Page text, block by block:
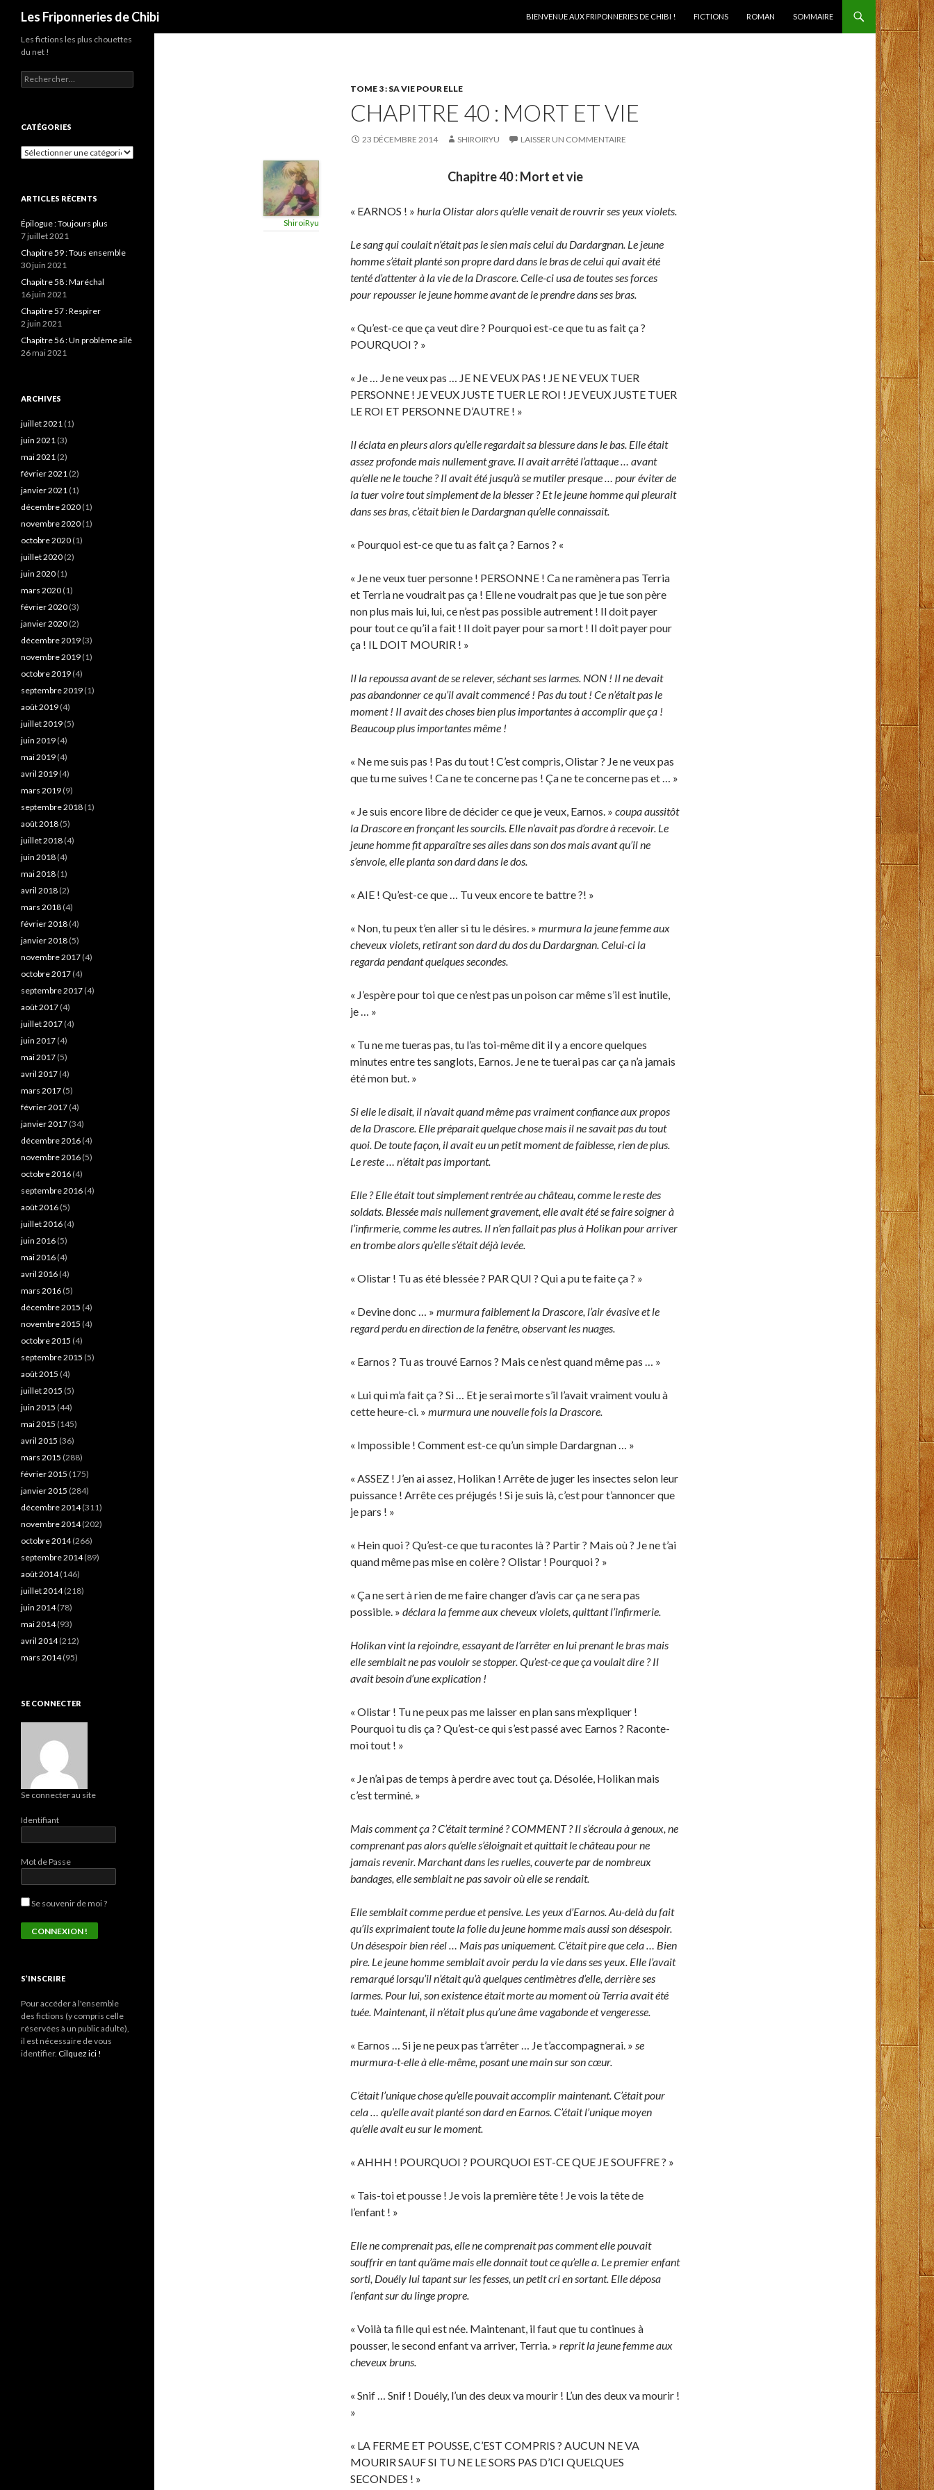
Les Friponneries de Chibi
BIENVENUE AUX FRIPONNERIES DE CHIBI !
FICTIONS ROMAN SOMMAIRE
TOME 3 : SA VIE POUR ELLE
CHAPITRE 40 : MORT ET VIE
23 DÉCEMBRE 2014 SHIROIRYU LAISSER UN COMMENTAIRE
ShiroiRyu
Chapitre 40 : Mort et vie
« EARNOS ! » hurla Olistar alors qu’elle venait de rouvrir ses yeux violets.
Le sang qui coulait n’était pas le sien mais celui du Dardargnan. Le jeune
homme s’était planté son propre dard dans le bras de celui qui avait été
tenté d’attenter à la vie de la Drascore. Celle-ci usa de toutes ses forces
pour repousser le jeune homme avant de le prendre dans ses bras.
« Qu’est-ce que ça veut dire ? Pourquoi est-ce que tu as fait ça ?
POURQUOI ? »
« Je … Je ne veux pas … JE NE VEUX PAS ! JE NE VEUX TUER
PERSONNE ! JE VEUX JUSTE TUER LE ROI ! JE VEUX JUSTE TUER
LE ROI ET PERSONNE D’AUTRE ! »
Il éclata en pleurs alors qu’elle regardait sa blessure dans le bas. Elle était
assez profonde mais nullement grave. Il avait arrêté l’attaque … avant
qu’elle ne le touche ? Il avait été jusqu’à se mutiler presque … pour éviter de
la tuer voire tout simplement de la blesser ? Et le jeune homme qui pleurait
dans ses bras, c’était bien le Dardargnan qu’elle connaissait.
« Pourquoi est-ce que tu as fait ça ? Earnos ? «
« Je ne veux tuer personne ! PERSONNE ! Ca ne ramènera pas Terria
et Terria ne voudrait pas ça ! Elle ne voudrait pas que je tue son père
non plus mais lui, lui, ce n’est pas possible autrement ! Il doit payer
pour tout ce qu’il a fait ! Il doit payer pour sa mort ! Il doit payer pour
ça ! IL DOIT MOURIR ! »
Il la repoussa avant de se relever, séchant ses larmes. NON ! Il ne devait
pas abandonner ce qu’il avait commencé ! Pas du tout ! Ce n’était pas le
moment ! Il avait des choses bien plus importantes à accomplir que ça !
Beaucoup plus importantes même !
« Ne me suis pas ! Pas du tout ! C’est compris, Olistar ? Je ne veux pas
que tu me suives ! Ca ne te concerne pas ! Ça ne te concerne pas et … »
« Je suis encore libre de décider ce que je veux, Earnos. » coupa aussitôt
la Drascore en fronçant les sourcils. Elle n’avait pas d’ordre à recevoir. Le
jeune homme fit apparaître ses ailes dans son dos mais avant qu’il ne
s’envole, elle planta son dard dans le dos.
« AIE ! Qu’est-ce que … Tu veux encore te battre ?! »
« Non, tu peux t’en aller si tu le désires. » murmura la jeune femme aux
cheveux violets, retirant son dard du dos du Dardargnan. Celui-ci la
regarda pendant quelques secondes.
« J’espère pour toi que ce n’est pas un poison car même s’il est inutile,
je … »
« Tu ne me tueras pas, tu l’as toi-même dit il y a encore quelques
minutes entre tes sanglots, Earnos. Je ne te tuerai pas car ça n’a jamais
été mon but. »
Si elle le disait, il n’avait quand même pas vraiment confiance aux propos
de la Drascore. Elle préparait quelque chose mais il ne savait pas du tout
quoi. De toute façon, il avait eu un petit moment de faiblesse, rien de plus.
Le reste … n’était pas important.
Elle ? Elle était tout simplement rentrée au château, comme le reste des
soldats. Blessée mais nullement gravement, elle avait été se faire soigner à
l’infirmerie, comme les autres. Il n’en fallait pas plus à Holikan pour arriver
en trombe alors qu’elle s’était déjà levée.
« Olistar ! Tu as été blessée ? PAR QUI ? Qui a pu te faite ça ? »
« Devine donc … » murmura faiblement la Drascore, l’air évasive et le
regard perdu en direction de la fenêtre, observant les nuages.
« Earnos ? Tu as trouvé Earnos ? Mais ce n’est quand même pas … »
« Lui qui m’a fait ça ? Si … Et je serai morte s’il l’avait vraiment voulu à
cette heure-ci. » murmura une nouvelle fois la Drascore.
« Impossible ! Comment est-ce qu’un simple Dardargnan … »
« ASSEZ ! J’en ai assez, Holikan ! Arrête de juger les insectes selon leur
puissance ! Arrête ces préjugés ! Si je suis là, c’est pour t’annoncer que
je pars ! »
« Hein quoi ? Qu’est-ce que tu racontes là ? Partir ? Mais où ? Je ne t’ai
quand même pas mise en colère ? Olistar ! Pourquoi ? »
« Ça ne sert à rien de me faire changer d’avis car ça ne sera pas
possible. » déclara la femme aux cheveux violets, quittant l’infirmerie.
Holikan vint la rejoindre, essayant de l’arrêter en lui prenant le bras mais
elle semblait ne pas vouloir se stopper. Qu’est-ce que ça voulait dire ? Il
avait besoin d’une explication !
« Olistar ! Tu ne peux pas me laisser en plan sans m’expliquer !
Pourquoi tu dis ça ? Qu’est-ce qui s’est passé avec Earnos ? Raconte-
moi tout ! »
« Je n’ai pas de temps à perdre avec tout ça. Désolée, Holikan mais
c’est terminé. »
Mais comment ça ? C’était terminé ? COMMENT ? Il s’écroula à genoux, ne
comprenant pas alors qu’elle s’éloignait et quittait le château pour ne
jamais revenir. Marchant dans les ruelles, couverte par de nombreux
bandages, elle semblait ne pas savoir où elle se rendait.
Elle semblait comme perdue et pensive. Les yeux d’Earnos. Au-delà du fait
qu’ils exprimaient toute la folie du jeune homme mais aussi son désespoir.
Un désespoir bien réel … Mais pas uniquement. C’était pire que cela … Bien
pire. Le jeune homme semblait avoir perdu la vie dans ses yeux. Elle l’avait
remarqué lorsqu’il n’était qu’à quelques centimètres d’elle, derrière ses
larmes. Pour lui, son existence était morte au moment où Terria avait été
tuée. Maintenant, il n’était plus qu’une âme vagabonde et vengeresse.
« Earnos … Si je ne peux pas t’arrêter … Je t’accompagnerai. » se
murmura-t-elle à elle-même, posant une main sur son cœur.
C’était l’unique chose qu’elle pouvait accomplir maintenant. C’était pour
cela … qu’elle avait planté son dard en Earnos. C’était l’unique moyen
qu’elle avait eu sur le moment.
« AHHH ! POURQUOI ? POURQUOI EST-CE QUE JE SOUFFRE ? »
« Tais-toi et pousse ! Je vois la première tête ! Je vois la tête de
l’enfant ! »
Elle ne comprenait pas, elle ne comprenait pas comment elle pouvait
souffrir en tant qu’âme mais elle donnait tout ce qu’elle a. Le premier enfant
sorti, Douély lui tapant sur les fesses, un petit cri en sortant. Elle déposa
l’enfant sur du linge propre.
« Voilà ta fille qui est née. Maintenant, il faut que tu continues à
pousser, le second enfant va arriver, Terria. » reprit la jeune femme aux
cheveux bruns.
« Snif … Snif ! Douély, l’un des deux va mourir ! L’un des deux va mourir !
»
« LA FERME ET POUSSE, C’EST COMPRIS ? AUCUN NE VA
MOURIR SAUF SI TU NE LE SORS PAS D’ICI QUELQUES
SECONDES ! »
Les fictions les plus chouettes
du net !
Rechercher :
CATÉGORIES
Catégories
ARTICLES RÉCENTS
Épilogue : Toujours plus
7 juillet 2021
Chapitre 59 : Tous ensemble
30 juin 2021
Chapitre 58 : Maréchal
16 juin 2021
Chapitre 57 : Respirer
2 juin 2021
Chapitre 56 : Un problème ailé
26 mai 2021
ARCHIVES
juillet 2021 (1)
juin 2021 (3)
mai 2021 (2)
février 2021 (2)
janvier 2021 (1)
décembre 2020 (1)
novembre 2020 (1)
octobre 2020 (1)
juillet 2020 (2)
juin 2020 (1)
mars 2020 (1)
février 2020 (3)
janvier 2020 (2)
décembre 2019 (3)
novembre 2019 (1)
octobre 2019 (4)
septembre 2019 (1)
août 2019 (4)
juillet 2019 (5)
juin 2019 (4)
mai 2019 (4)
avril 2019 (4)
mars 2019 (9)
septembre 2018 (1)
août 2018 (5)
juillet 2018 (4)
juin 2018 (4)
mai 2018 (1)
avril 2018 (2)
mars 2018 (4)
février 2018 (4)
janvier 2018 (5)
novembre 2017 (4)
octobre 2017 (4)
septembre 2017 (4)
août 2017 (4)
juillet 2017 (4)
juin 2017 (4)
mai 2017 (5)
avril 2017 (4)
mars 2017 (5)
février 2017 (4)
janvier 2017 (34)
décembre 2016 (4)
novembre 2016 (5)
octobre 2016 (4)
septembre 2016 (4)
août 2016 (5)
juillet 2016 (4)
juin 2016 (5)
mai 2016 (4)
avril 2016 (4)
mars 2016 (5)
décembre 2015 (4)
novembre 2015 (4)
octobre 2015 (4)
septembre 2015 (5)
août 2015 (4)
juillet 2015 (5)
juin 2015 (44)
mai 2015 (145)
avril 2015 (36)
mars 2015 (288)
février 2015 (175)
janvier 2015 (284)
décembre 2014(311)
novembre 2014(202)
octobre 2014(266)
septembre 2014(89)
août 2014(146)
juillet 2014(218)
juin 2014(78)
mai 2014(93)
avril 2014(212)
mars 2014(95)
SE CONNECTER
Se connecter au site
Identifiant
Mot de Passe
Se souvenir de moi ?
S’INSCRIRE
Pour accéder à l'ensemble
des fictions (y compris celle
réservées à un public adulte),
il est nécessaire de vous
identifier. Cilquez ici !